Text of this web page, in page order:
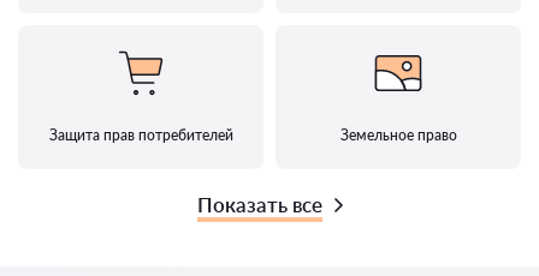
Защита прав потребителей Земельное право
Показать все